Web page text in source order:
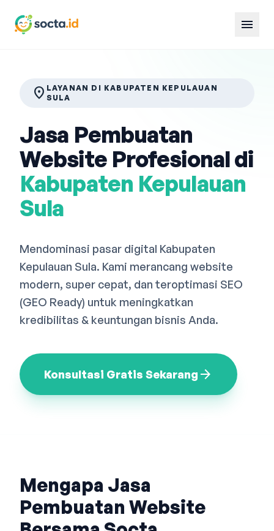
menu
Bahasa Indonesia English 中文
location_on LAYANAN DI KABUPATEN KEPULAUAN
SULA
Jasa Pembuatan
Website Profesional di
Kabupaten Kepulauan
Sula
Mendominasi pasar digital Kabupaten
Kepulauan Sula. Kami merancang website
modern, super cepat, dan teroptimasi SEO
(GEO Ready) untuk meningkatkan
kredibilitas & keuntungan bisnis Anda.
Konsultasi Gratis Sekarang arrow_forward
Mengapa Jasa
Pembuatan Website